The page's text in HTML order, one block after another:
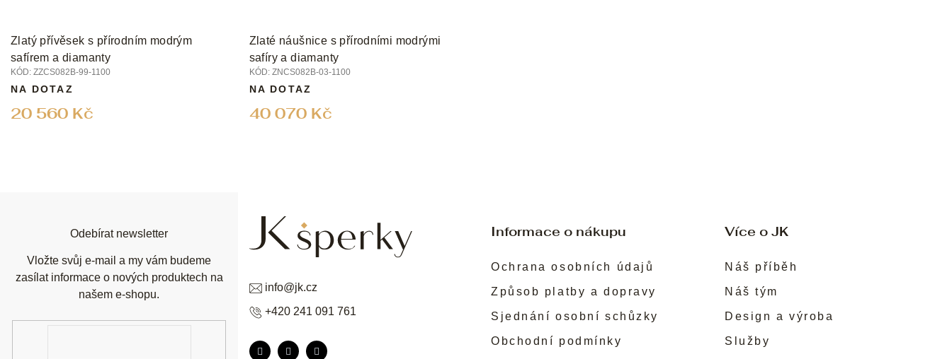
Zlatý přívěsek s přírodním modrým
safírem a diamanty
KÓD: ZZCS082B-99-1100
20 560 Kč
NA DOTAZ
Zlaté náušnice s přírodními modrými
safíry a diamanty
KÓD: ZNCS082B-03-1100
40 070 Kč
NA DOTAZ
Informace o nákupu
Ochrana osobních údajů
Způsob platby a dopravy
Sjednání osobní schůzky
Obchodní podmínky
Více o JK
Náš příběh
Náš tým
Design a výroba
Služby
info@jk.cz
+420 241 091 761
Odebírat newsletter
Vložte svůj e-mail a my vám budeme
zasílat informace o nových produktech na
našem e-shopu.